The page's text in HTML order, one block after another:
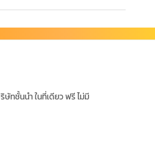
ทชั้นนำ ในที่เดียว ฟรี ไม่มี